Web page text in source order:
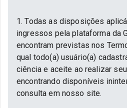
1. Todas as disposições
ingressos pela plataforma da
encontram previstas nos
qual todo(a) usuário(a)
ciência e aceite ao realizar
encontrando disponíveis
consulta em nosso site.